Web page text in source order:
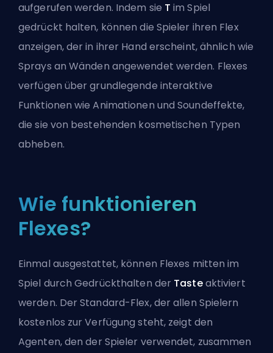
aufgerufen werden. Indem sie T im Spiel
gedrückt halten, können die Spieler ihren Flex
anzeigen, der in ihrer Hand erscheint, ähnlich wie
Sprays an Wänden angewendet werden. Flexes
verfügen über grundlegende interaktive
Funktionen wie Animationen und Soundeffekte,
die sie von bestehenden kosmetischen Typen
abheben.
Wie funktionieren
Flexes?
Einmal ausgestattet, können Flexes mitten im
Spiel durch Gedrückthalten der Tasteaktiviert
werden. Der Standard-Flex, der allen Spielern
kostenlos zur Verfügung steht, zeigt den
Agenten, den der Spieler verwendet, zusammen